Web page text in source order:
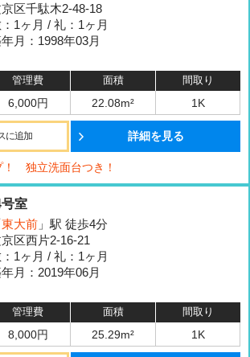
区千駄木2-48-18
1ヶ月 / 礼：1ヶ月
月：1998年03月
管理費 面積 間取り
6,000円 22.08m² 1K
に追加 詳細を見る
！ 独立洗面台つき！
室
東大前 」駅 徒歩4分
区西片2-16-21
1ヶ月 / 礼：1ヶ月
月：2019年06月
管理費 面積 間取り
8,000円 25.29m² 1K